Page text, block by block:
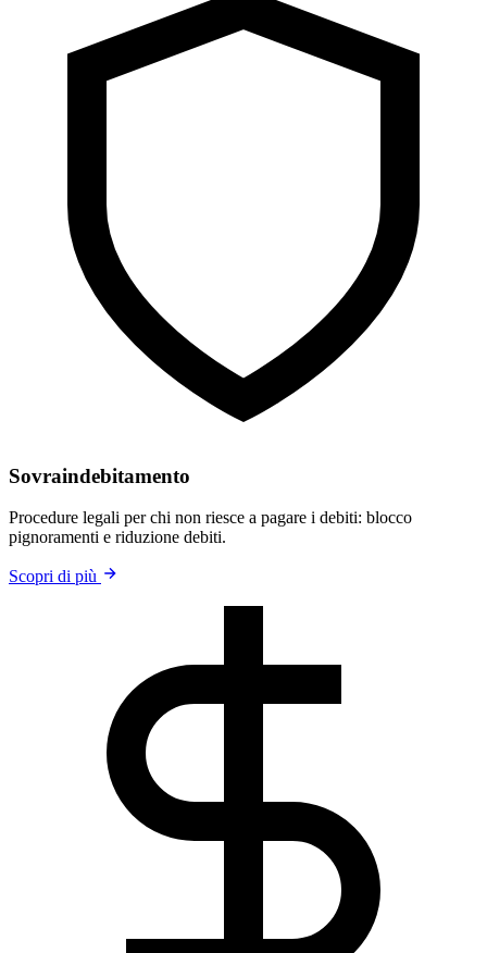
Sovraindebitamento
Procedure legali per chi non riesce a pagare i debiti: blocco
pignoramenti e riduzione debiti.
Scopri di più